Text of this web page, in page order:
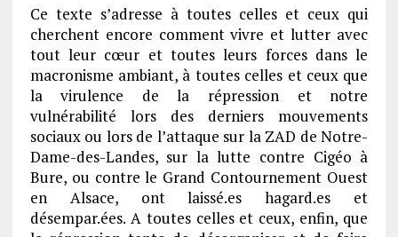
Ce texte s’adresse à toutes celles et ceux qui
cherchent encore comment vivre et lutter avec
tout leur cœur et toutes leurs forces dans le
macronisme ambiant, à toutes celles et ceux que
la virulence de la répression et notre
vulnérabilité lors des derniers mouvements
sociaux ou lors de l’attaque sur la ZAD de Notre-
Dame-des-Landes, sur la lutte contre Cigéo à
Bure, ou contre le Grand Contournement Ouest
en Alsace, ont laissé.es hagard.es et
désempar.ées. A toutes celles et ceux, enfin, que